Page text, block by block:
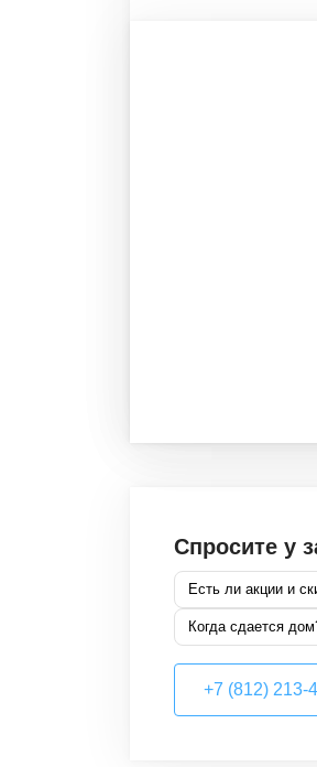
Спросите у
Есть ли акции и
Когда сдается
+7 (812) 213-